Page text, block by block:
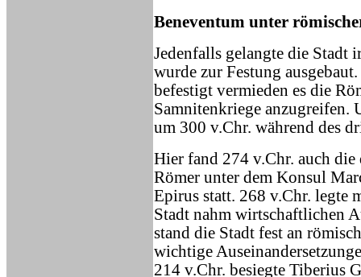
Beneventum unter
Jedenfalls gelangte die Stadt
wurde zur Festung
befestigt vermieden es die
Samnitenkriege anzugreifen.
um 300 v.Chr. während des
Hier fand 274 v.Chr. auch
Römer unter dem Konsul
Epirus statt. 268 v.Chr. legte
Stadt nahm wirtschaftlichen
stand die Stadt fest an
wichtige
214 v.Chr. besiegte Tiberius